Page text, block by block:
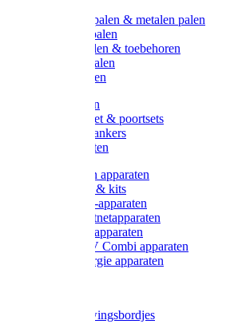
Recycling palen & metalen palen
Kunststof palen
T-Post t-palen & toebehoren
Glasfiber palen
Houten palen
Poortgrepen
Doorgangset & poortsets
Poortgreepankers
Weidepoorten
Onderdelen apparaten
Starter sets & kits
9V Batterij-apparaten
230V Lichtnetapparaten
12V Accu-apparaten
230V / 12V Combi apparaten
Zonne-energie apparaten
Waarschuwingsbordjes